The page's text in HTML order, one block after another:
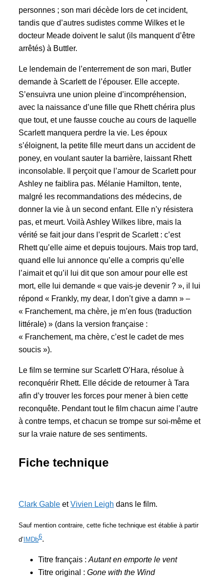
personnes ; son mari décède lors de cet incident,
tandis que d’autres sudistes comme Wilkes et le
docteur Meade doivent le salut (ils manquent d’être
arrêtés) à Buttler.
Le lendemain de l’enterrement de son mari, Butler
demande à Scarlett de l’épouser. Elle accepte.
S’ensuivra une union pleine d’incompréhension,
avec la naissance d’une fille que Rhett chérira plus
que tout, et une fausse couche au cours de laquelle
Scarlett manquera perdre la vie. Les époux
s’éloignent, la petite fille meurt dans un accident de
poney, en voulant sauter la barrière, laissant Rhett
inconsolable. Il perçoit que l’amour de Scarlett pour
Ashley ne faiblira pas. Mélanie Hamilton, tente,
malgré les recommandations des médecins, de
donner la vie à un second enfant. Elle n’y résistera
pas, et meurt. Voilà Ashley Wilkes libre, mais la
vérité se fait jour dans l’esprit de Scarlett : c’est
Rhett qu’elle aime et depuis toujours. Mais trop tard,
quand elle lui annonce qu’elle a compris qu’elle
l’aimait et qu’il lui dit que son amour pour elle est
mort, elle lui demande « que vais-je devenir ? », il lui
répond « Frankly, my dear, I don’t give a damn » –
« Franchement, ma chère, je m’en fous (traduction
littérale) » (dans la version française :
« Franchement, ma chère, c’est le cadet de mes
soucis »).
Le film se termine sur Scarlett O’Hara, résolue à
reconquérir Rhett. Elle décide de retourner à Tara
afin d’y trouver les forces pour mener à bien cette
reconquête. Pendant tout le film chacun aime l’autre
à contre temps, et chacun se trompe sur soi-même et
sur la vraie nature de ses sentiments.
Fiche technique
Clark Gable etVivien Leigh dans le film.
Sauf mention contraire, cette fiche technique est établie à partir
d’ IMDb6.
Titre français : Autant en emporte le vent
Titre original : Gone with the Wind